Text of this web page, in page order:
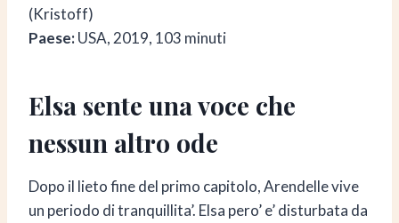
(Kristoff)
Paese:USA, 2019, 103 minuti
Elsa sente una voce che
nessun altro ode
Dopo il lieto fine del primo capitolo, Arendelle vive
un periodo di tranquillita’. Elsa pero’ e’ disturbata da